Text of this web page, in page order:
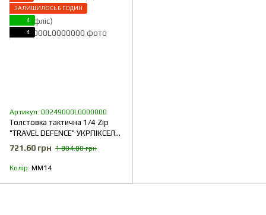
ЗАЛИШИЛОСЬ 6 ГОДИН
4
4
Артикул: 00249000L0000000
Толстовка тактична 1/4 Zip
"TRAVEL DEFENCE" УКРПІКСЕЛЬ
ММ14 (Мікрофліс)
721.60 грн 1 804.00 грн
Колір ММ14